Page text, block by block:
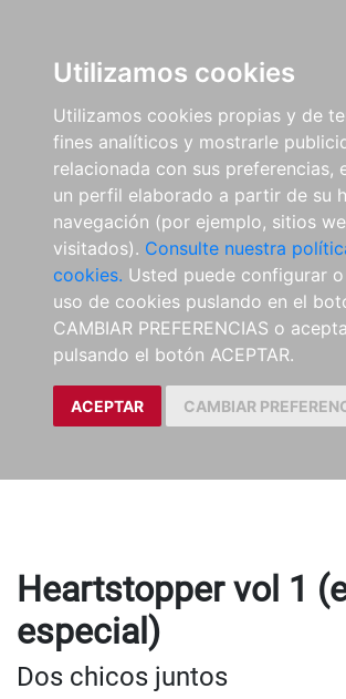
Utilizamos cookies
Utilizamos cookies propias y de
fines analíticos y mostrarle
relacionada con sus preferencias,
un perfil elaborado a partir de su
navegación (por ejemplo, sitios
visitados). Consulte nuestra
cookies. Usted puede configurar
uso de cookies puslando en el
CAMBIAR PREFERENCIAS o
pulsando el botón ACEPTAR.
ACEPTAR CAMBIAR
Heartstopper vol 1
especial)
Dos chicos juntos